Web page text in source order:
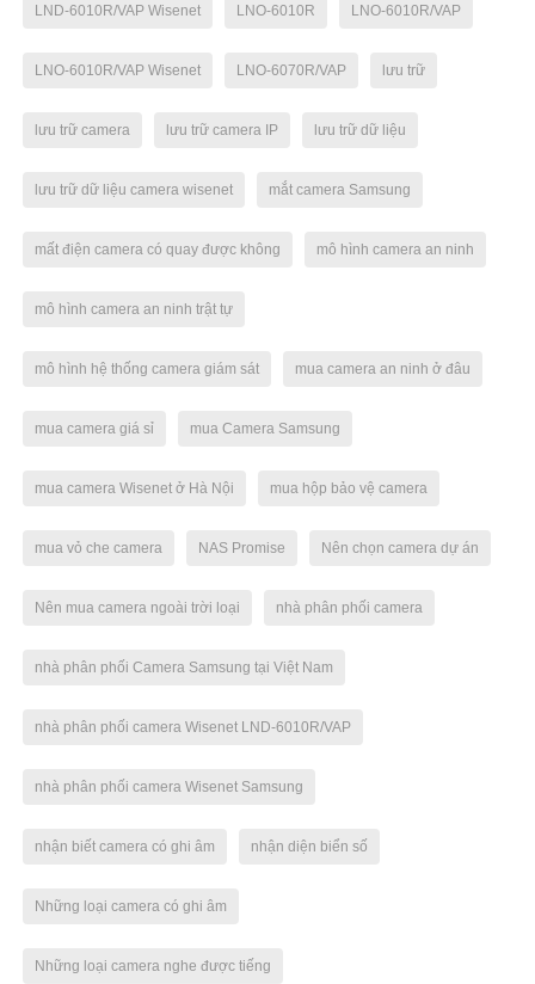
LND-6010R/VAP Wisenet LNO-6010R LNO-6010R/VAP
LNO-6010R/VAP Wisenet LNO-6070R/VAP lưu trữ
lưu trữ camera lưu trữ camera IP lưu trữ dữ liệu
lưu trữ dữ liệu camera wisenet mắt camera Samsung
mất điện camera có quay được không mô hình camera an ninh
mô hình camera an ninh trật tự
mô hình hệ thống camera giám sát mua camera an ninh ở đâu
mua camera giá sỉ mua Camera Samsung
mua camera Wisenet ở Hà Nội mua hộp bảo vệ camera
mua vỏ che camera NAS Promise Nên chọn camera dự án
Nên mua camera ngoài trời loại nhà phân phối camera
nhà phân phối Camera Samsung tại Việt Nam
nhà phân phối camera Wisenet LND-6010R/VAP
nhà phân phối camera Wisenet Samsung
nhận biết camera có ghi âm nhận diện biển số
Những loại camera có ghi âm
Những loại camera nghe được tiếng